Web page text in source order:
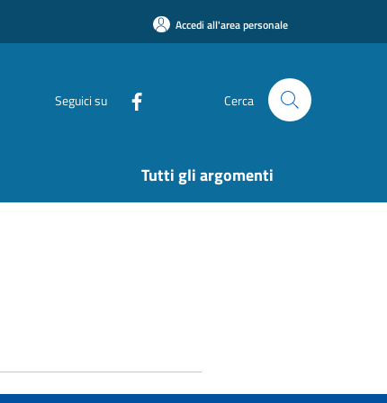
Accedi all'area personale
Seguici su Cerca
Tutti gli argomenti